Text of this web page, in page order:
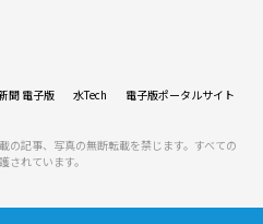
聞 電子版 水Tech 電子版ポータルサイト
の記事、写真の無断転載を禁じます。すべての
されています。